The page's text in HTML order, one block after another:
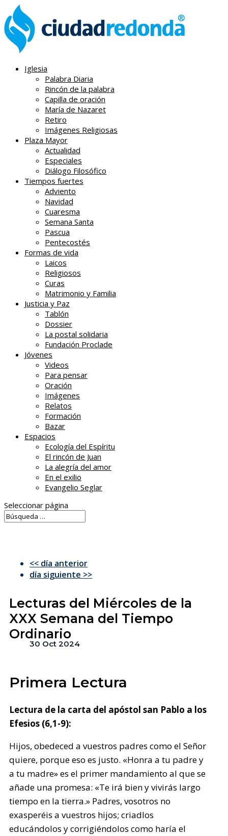
Iglesia
Palabra Diaria
Rincón de la palabra
Capilla de oración
María de Nazaret
Retiro
Imágenes Religiosas
Plaza Mayor
Actualidad
Especiales
Diálogo Filosófico
Tiempos fuertes
Adviento
Navidad
Cuaresma
Semana Santa
Pascua
Pentecostés
Formas de vida
Laicos
Religiosos
Curas
Matrimonio y Familia
Justicia y Paz
Tablón
Dossier
La postal solidaria
Fundación Proclade
Jóvenes
Videos
Para pensar
Oración
Imágenes
Relatos
Formación
Bazar
Espacios
Ecología del Espíritu
El rincón de Juan
La alegría del amor
En el exilio
Evangelio Seglar
Seleccionar página
<< día anterior
día siguiente >>
Lecturas del Miércoles de la
XXX Semana del Tiempo
Ordinario
30 Oct 2024
Primera Lectura
Lectura de la carta del apóstol san Pablo a los
Efesios (6,1-9):
Hijos, obedeced a vuestros padres como el Señor
quiere, porque eso es justo. «Honra a tu padre y
a tu madre» es el primer mandamiento al que se
añade una promesa: «Te irá bien y vivirás largo
tiempo en la tierra.» Padres, vosotros no
exasperéis a vuestros hijos; criadlos
educándolos y corrigiéndolos como haría el